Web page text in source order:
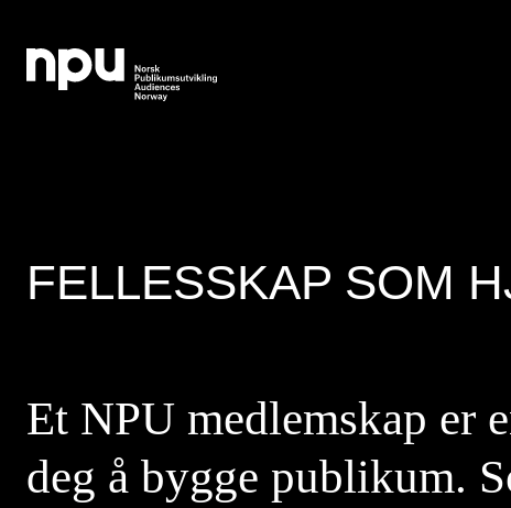
FELLESSKAP SOM
Et NPU medlemskap er
deg å bygge publikum.